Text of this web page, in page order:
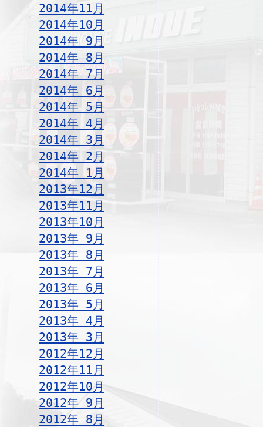
2014年11月
2014年10月
2014年 9月
2014年 8月
2014年 7月
2014年 6月
2014年 5月
2014年 4月
2014年 3月
2014年 2月
2014年 1月
2013年12月
2013年11月
2013年10月
2013年 9月
2013年 8月
2013年 7月
2013年 6月
2013年 5月
2013年 4月
2013年 3月
2012年12月
2012年11月
2012年10月
2012年 9月
2012年 8月